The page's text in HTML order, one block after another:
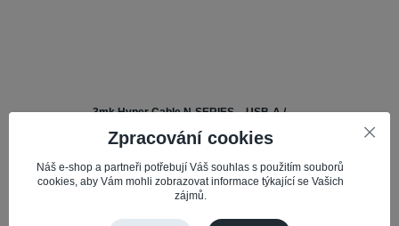
3mk Hyper Cable N-SERIES – USB-A /
N-SERIES je kvalitní nabíjecí a datový
kabel určený pro zařízení vybavená
konektorem USB-C. Podporuje rychlé
Zpracování cookies
Náš e-shop a partneři potřebují Váš souhlas s použitím souborů
cookies, aby Vám mohli zobrazovat informace týkající se Vašich
zájmů.